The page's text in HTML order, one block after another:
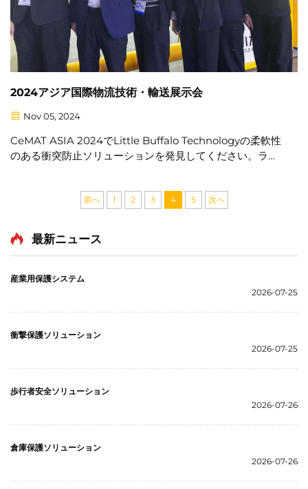
2024アジア国際物流技術・輸送展示会
Nov 05, 2024
CeMAT ASIA 2024でLittle Buffalo Technologyの柔軟性
のある衝突防止ソリューションを発見してください。ライ
ち寄りください。前へ 1 2 3 4 5 次へ
最新ニュース
産業用保護システム
2026-07-25
衝撃保護ソリューション
2026-07-25
歩行者安全ソリューション
2026-07-26
倉庫保護ソリューション
2026-07-26